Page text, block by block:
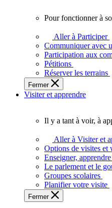
Ontariens.
fonctionner
plein
potentiel,
l'Assemblée
a
besoin
Pour fonctionner à
Aller à Participer
Communiquer avec
Participation aux
Pétitions
Réserver les terrains
Fermer
Visiter et apprendre
voir,
apprendre
et
Il y a tant à voir, à
Aller à Visiter et
Options de visites et
Enseigner,
Le parlement et le
Groupes scolaires
Planifier votre visite
Fermer